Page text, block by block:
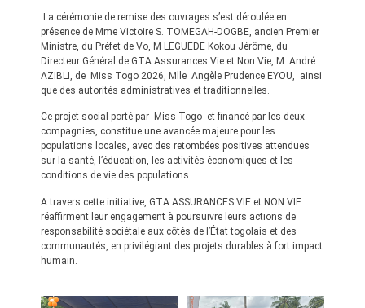
La cérémonie de remise des ouvrages s’est déroulée en
présence de Mme Victoire S. TOMEGAH-DOGBE, ancien Premier
Ministre, du Préfet de Vo, M LEGUEDE Kokou Jérôme, du
Directeur Général de GTA Assurances Vie et Non Vie, M. André
AZIBLI, de Miss Togo 2026, Mlle Angèle Prudence EYOU, ainsi
que des autorités administratives et traditionnelles.
Ce projet social porté par Miss Togo et financé par les deux
compagnies, constitue une avancée majeure pour les
populations locales, avec des retombées positives attendues
sur la santé, l’éducation, les activités économiques et les
conditions de vie des populations.
A travers cette initiative, GTA ASSURANCES VIE et NON VIE
réaffirment leur engagement à poursuivre leurs actions de
responsabilité sociétale aux côtés de l’État togolais et des
communautés, en privilégiant des projets durables à fort impact
humain.